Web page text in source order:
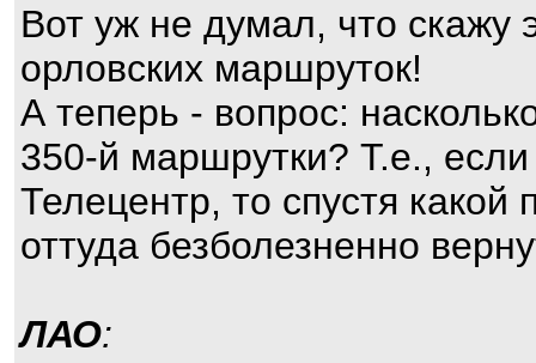
Вот уж не думал, что скажу
орловских маршруток!
А теперь - вопрос:
350-й маршрутки? Т.е.,
Телецентр, то спустя
оттуда безболезненно
ЛАО: